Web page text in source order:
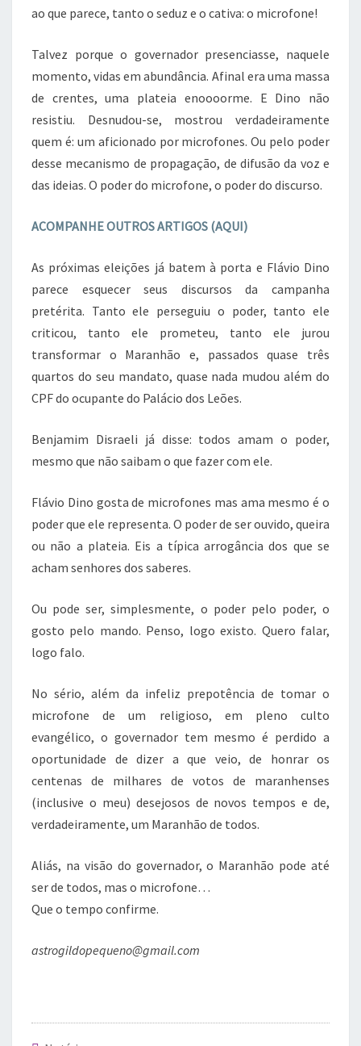
ao que parece, tanto o seduz e o cativa: o microfone!
Talvez porque o governador presenciasse, naquele
momento, vidas em abundância. Afinal era uma massa
de crentes, uma plateia enoooorme. E Dino não
resistiu. Desnudou-se, mostrou verdadeiramente
quem é: um aficionado por microfones. Ou pelo poder
desse mecanismo de propagação, de difusão da voz e
das ideias. O poder do microfone, o poder do discurso.
ACOMPANHE OUTROS ARTIGOS (AQUI)
As próximas eleições já batem à porta e Flávio Dino
parece esquecer seus discursos da campanha
pretérita. Tanto ele perseguiu o poder, tanto ele
criticou, tanto ele prometeu, tanto ele jurou
transformar o Maranhão e, passados quase três
quartos do seu mandato, quase nada mudou além do
CPF do ocupante do Palácio dos Leões.
Benjamim Disraeli já disse: todos amam o poder,
mesmo que não saibam o que fazer com ele.
Flávio Dino gosta de microfones mas ama mesmo é o
poder que ele representa. O poder de ser ouvido, queira
ou não a plateia. Eis a típica arrogância dos que se
acham senhores dos saberes.
Ou pode ser, simplesmente, o poder pelo poder, o
gosto pelo mando. Penso, logo existo. Quero falar,
logo falo.
No sério, além da infeliz prepotência de tomar o
microfone de um religioso, em pleno culto
evangélico, o governador tem mesmo é perdido a
oportunidade de dizer a que veio, de honrar os
centenas de milhares de votos de maranhenses
(inclusive o meu) desejosos de novos tempos e de,
verdadeiramente, um Maranhão de todos.
Aliás, na visão do governador, o Maranhão pode até
ser de todos, mas o microfone…
Que o tempo confirme.
astrogildopequeno@gmail.com